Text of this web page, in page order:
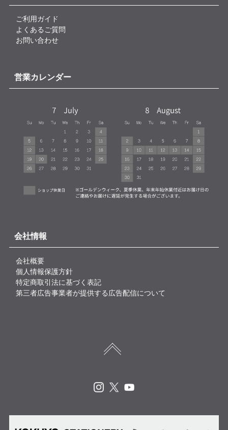
ご利用ガイド
よくあるご質問
お問い合わせ
営業カレンダー
会社情報
会社概要
個人情報保護方針
特定商取引法に基づく表記
第三者広告事業者が提供する広告配信について